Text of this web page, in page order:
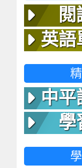
英語
中平
學